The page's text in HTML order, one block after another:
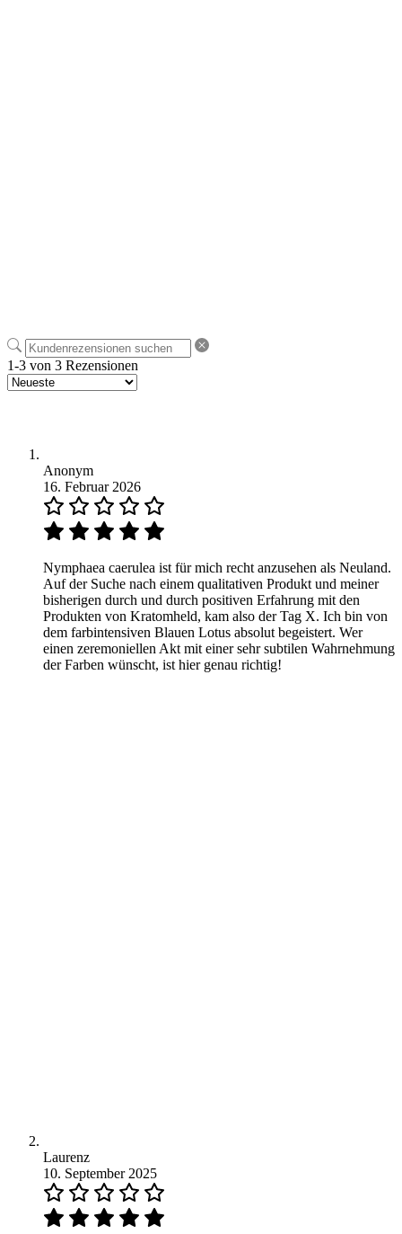
1-3 von 3 Rezensionen
Anonym
16. Februar 2026
Nymphaea caerulea ist für mich recht anzusehen als Neuland.
Auf der Suche nach einem qualitativen Produkt und meiner
bisherigen durch und durch positiven Erfahrung mit den
Produkten von Kratomheld, kam also der Tag X. Ich bin von
dem farbintensiven Blauen Lotus absolut begeistert. Wer
einen zeremoniellen Akt mit einer sehr subtilen Wahrnehmung
der Farben wünscht, ist hier genau richtig!
Laurenz
10. September 2025